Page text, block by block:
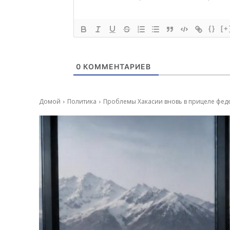
{}
0 КОММЕНТАРИЕВ